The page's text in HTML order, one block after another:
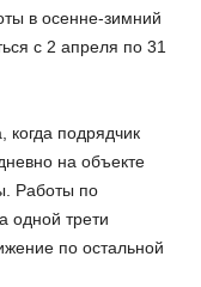
в осенне-зимний
с 2 апреля по 31
когда подрядчик
на объекте
Работы по
одной трети
по остальной